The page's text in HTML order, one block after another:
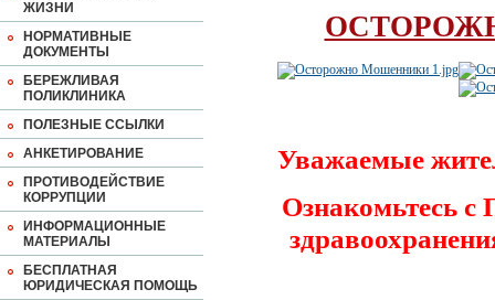
ЖИЗНИ
НОРМАТИВНЫЕ
ДОКУМЕНТЫ
БЕРЕЖЛИВАЯ
ПОЛИКЛИНИКА
ПОЛЕЗНЫЕ ССЫЛКИ
АНКЕТИРОВАНИЕ
ПРОТИВОДЕЙСТВИЕ
КОРРУПЦИИ
ИНФОРМАЦИОННЫЕ
МАТЕРИАЛЫ
БЕСПЛАТНАЯ
ЮРИДИЧЕСКАЯ ПОМОЩЬ
Уважаемые
Ознакомьтесь